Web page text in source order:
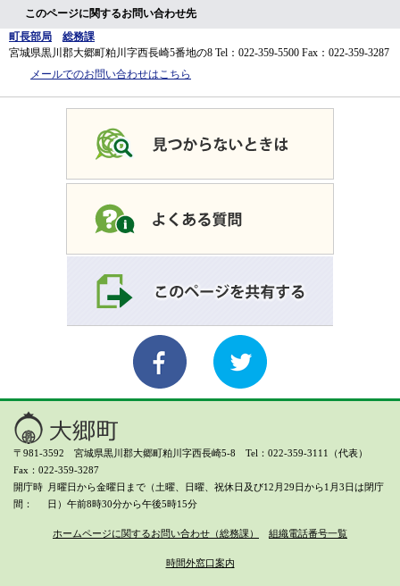
このページに関するお問い合わせ先
町長部局
総務課
宮城県黒川郡大郷町粕川字西長崎5番地の8 Tel：022-359-5500 Fax：022-359-3287
メールでのお問い合わせはこちら
〒981-3592 宮城県黒川郡大郷町粕川字西長崎5-8 Tel：022-359-3111（代表）
Fax：022-359-3287
開庁時
間
月曜日から金曜日まで（土曜、日曜、祝休日及び12月29日から1月3日は閉庁
日） 午前8時30分から午後5時15分
ホームページに関するお問い合わせ（総務課） 組織電話番号一覧
時間外窓口案内